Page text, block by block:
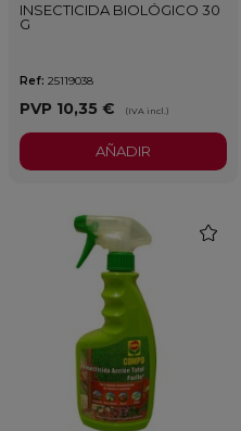
INSECTICIDA BIOLÓGICO 30
G
Ref: 25119038
PVP 10,35 € (IVA incl.)
AÑADIR